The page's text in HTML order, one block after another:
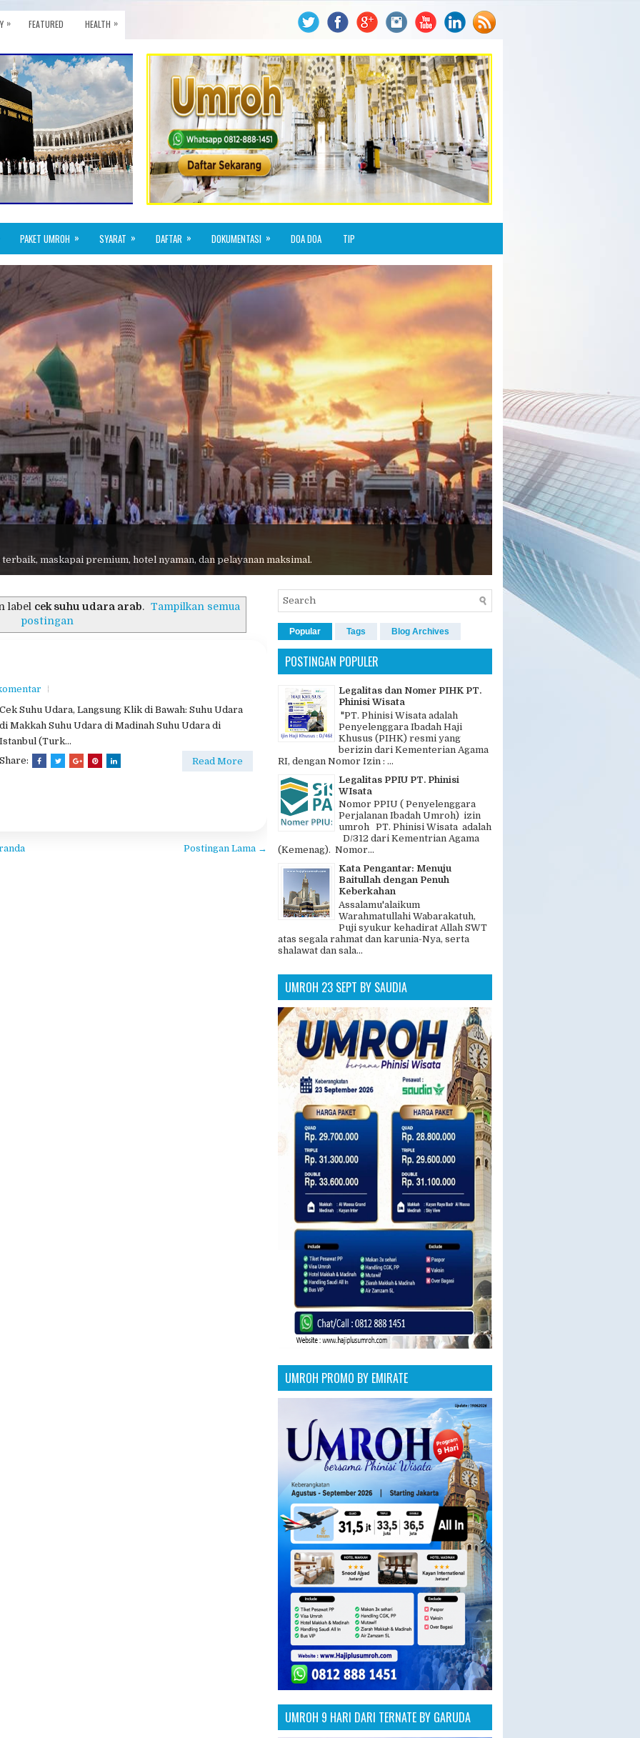
» FEATURED HEALTH »
PAKET UMROH » SYARAT » DAFTAR » DOKUMENTASI » DOA DOA TIP
maskapai premium, hotel nyaman, dan pelayanan maksimal.
label cek suhu udara arab. Tampilkan semua
postingan
Cek Suhu Udara, Langsung Klik di Bawah: Suhu Udara
di Makkah Suhu Udara di Madinah Suhu Udara di
Istanbul (Turk...
Share:
Read More
Postingan Lama →
Popular Tags Blog Archives
POSTINGAN POPULER
Legalitas dan Nomer PIHK PT.
Phinisi Wisata
"PT. Phinisi Wisata adalah
Penyelenggara Ibadah Haji
Khusus (PIHK) resmi yang
berizin dari Kementerian Agama
RI, dengan Nomor Izin : ...
Legalitas PPIU PT. Phinisi
WIsata
Nomor PPIU ( Penyelenggara
Perjalanan Ibadah Umroh) izin
umroh PT. Phinisi Wisata adalah
D/312 dari Kementrian Agama
(Kemenag). Nomor...
Kata Pengantar: Menuju
Baitullah dengan Penuh
Keberkahan
Assalamu'alaikum
Warahmatullahi Wabarakatuh,
Puji syukur kehadirat Allah SWT
atas segala rahmat dan karunia-Nya, serta
shalawat dan sala...
UMROH 23 SEPT BY SAUDIA
UMROH PROMO BY EMIRATE
UMROH 9 HARI DARI TERNATE BY GARUDA